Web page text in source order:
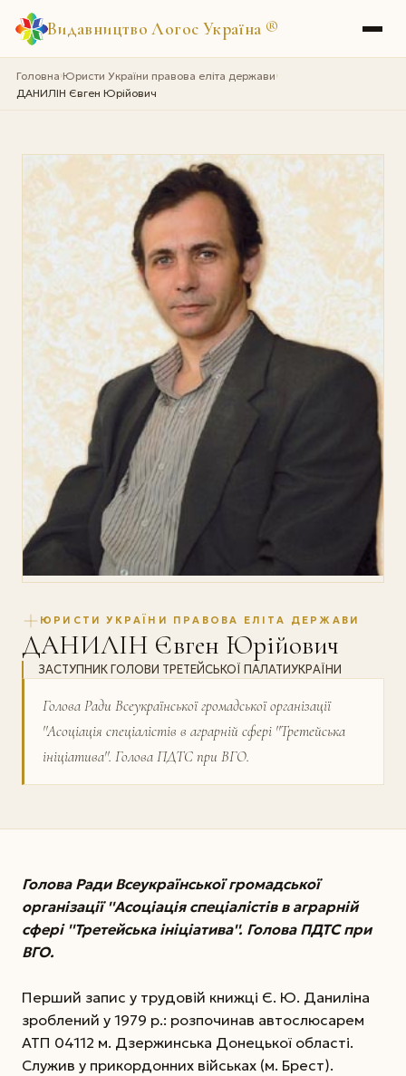
Видавництво Логос Україна ®
Головна›Юристи України правова еліта держави›
ДАНИЛІН Євген Юрійович
ЮРИСТИ УКРАЇНИ ПРАВОВА ЕЛІТА ДЕРЖАВИ
ДАНИЛІН Євген Юрійович
ЗАСТУПНИК ГОЛОВИ ТРЕТЕЙСЬКОЇ ПАЛАТИУКРАЇНИ
Голова Ради Всеукраїнської громадської організації
''Асоціація спеціалістів в аграрній сфері ''Третейська
ініціатива''. Голова ПДТС при ВГО.
Голова Ради Всеукраїнської громадської
організації ''Асоціація спеціалістів в аграрній
сфері ''Третейська ініціатива''. Голова ПДТС при
ВГО.
Перший запис у трудовій книжці Є. Ю. Даниліна
зроблений у 1979 р.: розпочинав автослюсарем
АТП 04112 м. Дзержинська Донецької області.
Служив у прикордонних військах (м. Брест).